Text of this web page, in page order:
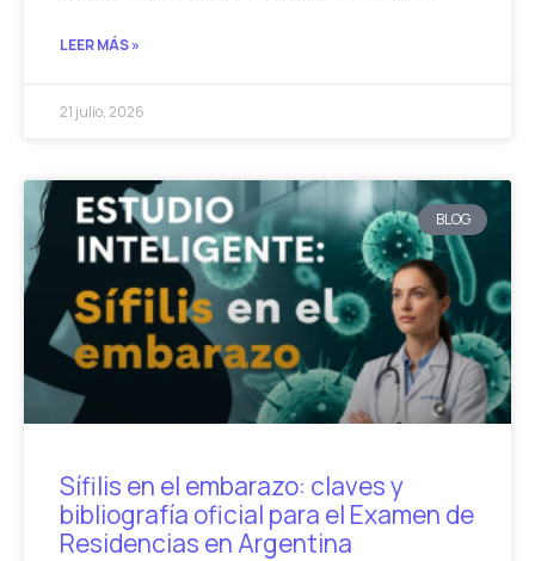
LEER MÁS »
21 julio, 2026
BLOG
Sífilis en el embarazo: claves y
bibliografía oficial para el Examen de
Residencias en Argentina